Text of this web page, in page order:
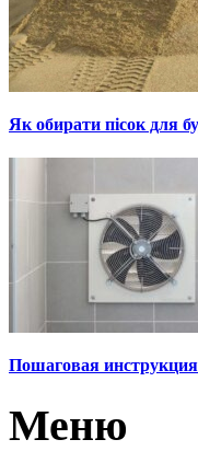
Як обирати пісок для
Пошаговая
Меню